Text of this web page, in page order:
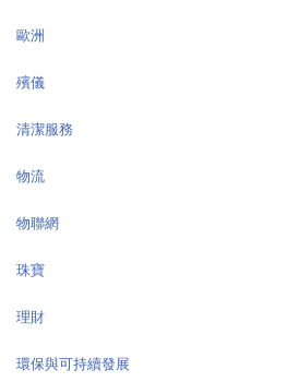
歐洲
殯儀
清潔服務
物流
物聯網
珠寶
理財
環保與可持續發展